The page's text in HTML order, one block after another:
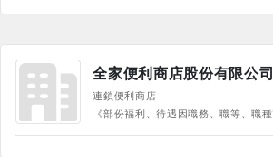
全家便利商店股份有限公司
連鎖便利商店